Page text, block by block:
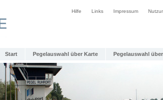
Hilfe Links Impressum
Start Pegelauswahl über Karte Pegelauswahl